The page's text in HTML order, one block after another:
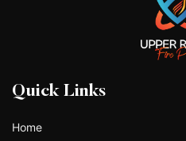
Quick Links
Home